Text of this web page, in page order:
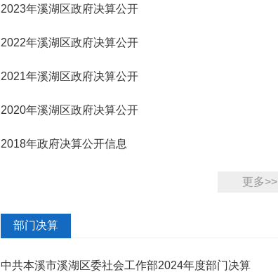
2023年溪湖区政府决算公开
2022年溪湖区政府决算公开
2021年溪湖区政府决算公开
2020年溪湖区政府决算公开
2018年政府决算公开信息
更多>>
部门决算
中共本溪市溪湖区委社会工作部2024年度部门决算